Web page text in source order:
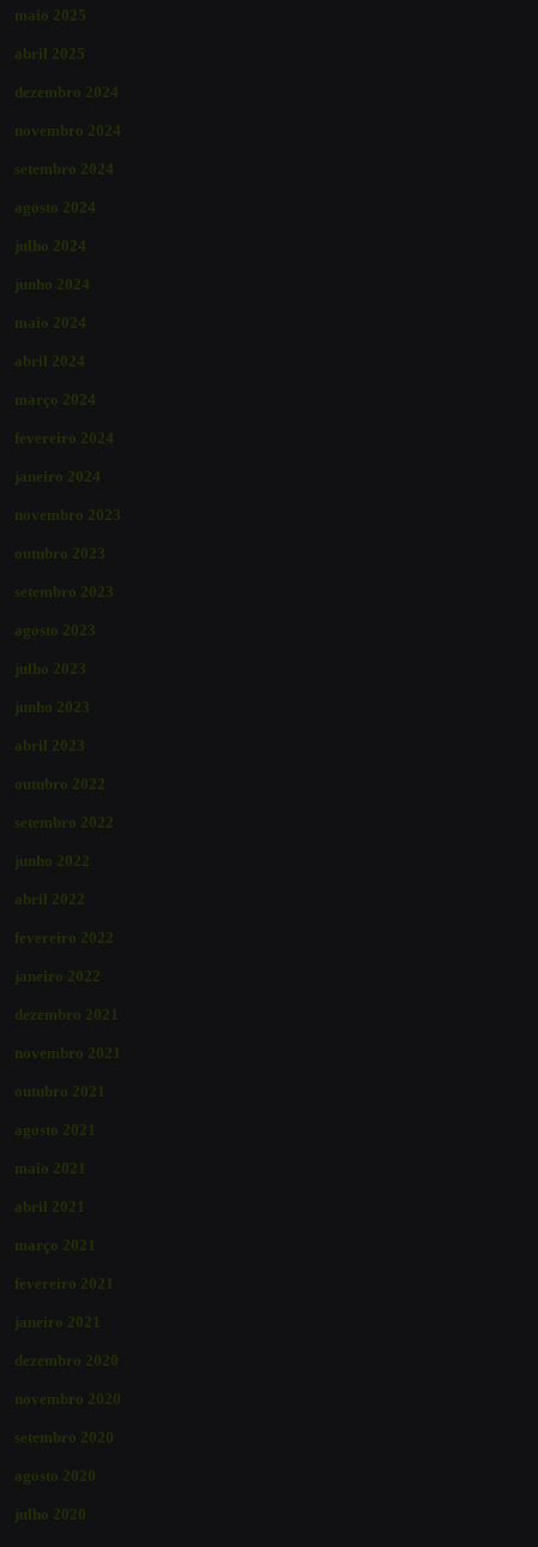
maio 2025
abril 2025
dezembro 2024
novembro 2024
setembro 2024
agosto 2024
julho 2024
junho 2024
maio 2024
abril 2024
março 2024
fevereiro 2024
janeiro 2024
novembro 2023
outubro 2023
setembro 2023
agosto 2023
julho 2023
junho 2023
abril 2023
outubro 2022
setembro 2022
junho 2022
abril 2022
fevereiro 2022
janeiro 2022
dezembro 2021
novembro 2021
outubro 2021
agosto 2021
maio 2021
abril 2021
março 2021
fevereiro 2021
janeiro 2021
dezembro 2020
novembro 2020
setembro 2020
agosto 2020
julho 2020